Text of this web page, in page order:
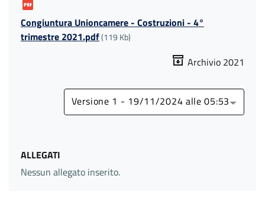
Congiuntura Unioncamere - Costruzioni - 4°
trimestre 2021.pdf(119 Kb)
Archivio 2021
Versione 1 - 19/11/2024 alle 05:53
ALLEGATI
Nessun allegato inserito.